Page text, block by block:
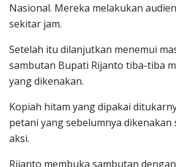
Nasional. Mereka melakukan
sekitar jam.
Setelah itu dilanjutkan menemui
sambutan Bupati Rijanto tiba-tiba
yang dikenakan.
Kopiah hitam yang dipakai
petani yang sebelumnya dikenakan
aksi.
Rijanto membuka sambutan